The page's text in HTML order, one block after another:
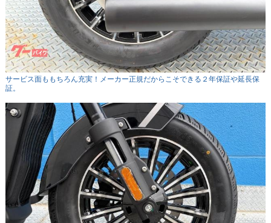
サービス面ももちろん充実！メーカー正規だからこそできる２年保証や延長保
証。